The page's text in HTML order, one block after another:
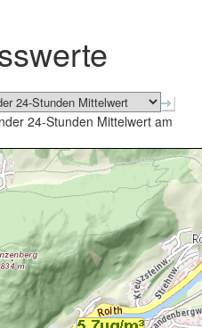
schließen
24-Stunden Mittelwert am